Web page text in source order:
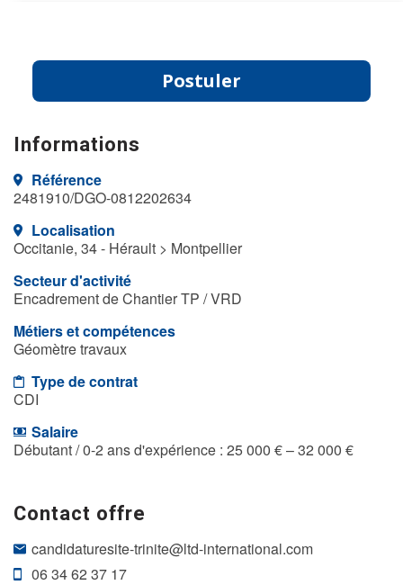
Postuler
Informations
Référence
2481910/DGO-0812202634
Localisation
Occitanie, 34 - Hérault > Montpellier
Secteur d'activité
Encadrement de Chantier TP / VRD
Métiers et compétences
Géomètre travaux
Type de contrat
CDI
Salaire
Débutant / 0-2 ans d'expérience : 25 000 € – 32 000 €
Contact offre
candidaturesite-trinite@ltd-international.com
06 34 62 37 17